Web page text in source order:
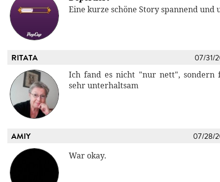
Eine kurze schöne Story spannend und
RITATA 07/31/
Ich fand es nicht "nur nett", sondern
sehr unterhaltsam
AMIY 07/28/
War okay.